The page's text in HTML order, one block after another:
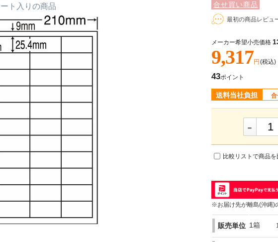
合せ買い商品
最初の商品レビュ
メーカー希望小売価格
9,317円 (税込)
43ポイント
送料当社負担
-
比較リストで商品
※お届け先が離島(沖縄)
販売単位 1箱
ト入りの商品